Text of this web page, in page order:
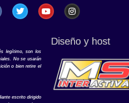
legítimo, son los
No se usarán
o bien retire el
escrito dirigido
Diseño y host